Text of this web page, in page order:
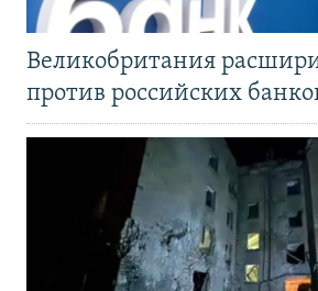
Великобритания
против российских